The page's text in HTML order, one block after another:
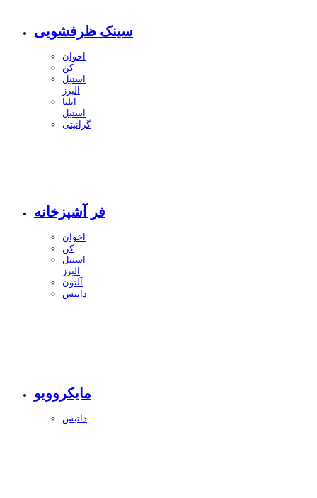
سینک ظرفشویی
اخوان
کن
استیل
البرز
ایلیا
استیل
گرانیتی
فر آشپزخانه
اخوان
کن
استیل
البرز
آلتون
داتیس
مایکروویو
داتیس